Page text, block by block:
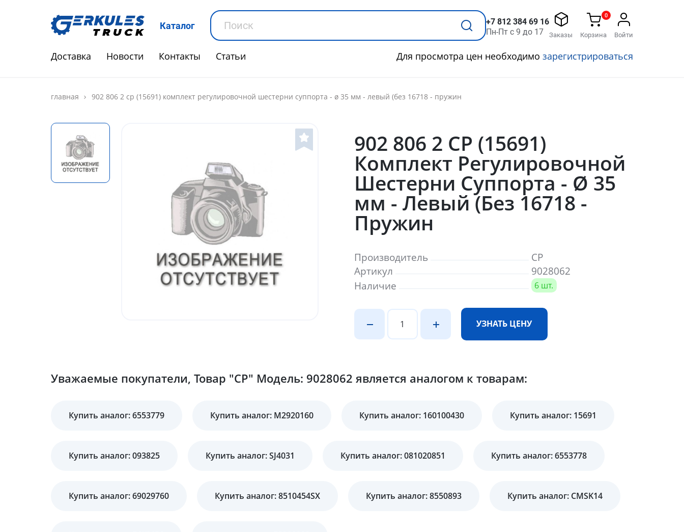
Каталог
+7 812 384 69 16
Пн-Пт с 9 до 17
Заказы
0
Корзина Войти
Доставка Новости Контакты Статьи Для просмотра цен необходимо зарегистрироваться
главная 902 806 2 cp (15691) комплект регулировочной шестерни суппорта - ø 35 мм - левый (без 16718 - пружин
902 806 2 CP (15691)
Комплект Регулировочной
Шестерни Суппорта - Ø 35
мм - Левый (Без 16718 -
Пружин
Производитель
CP
Артикул
9028062
Наличие
6 шт.
УЗНАТЬ ЦЕНУ
Уважаемые покупатели, Товар "CP" Модель: 9028062 является аналогом к товарам:
Купить аналог: 6553779 Купить аналог: M2920160 Купить аналог: 160100430 Купить аналог: 15691
Купить аналог: 093825 Купить аналог: SJ4031 Купить аналог: 081020851 Купить аналог: 6553778
Купить аналог: 69029760 Купить аналог: 8510454SX Купить аналог: 8550893 Купить аналог: CMSK14